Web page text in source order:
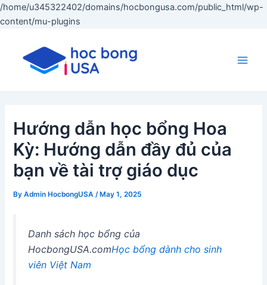
/home/u345322402/domains/hocbongusa.com/public_html/wp-
content/mu-plugins
content
Hướng dẫn học bổng Hoa
Kỳ: Hướng dẫn đầy đủ của
bạn về tài trợ giáo dục
ByAdmin HocbongUSA/ May 1, 2025
Danh sách học bổng của
HocbongUSA.comHọc bổng dành cho sinh
viên Việt Nam